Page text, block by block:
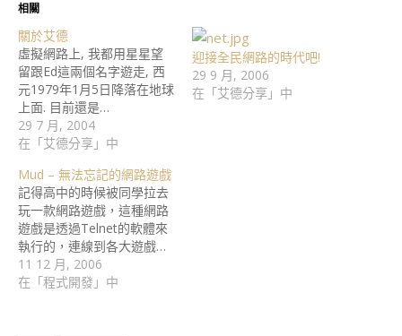
相關
關於艾德
虛擬網路上, 我都用星星望
留跟Ed這兩個名字遊走, 西
元1979年1月5日降落在地球
上面. 目前還是…
29 7 月, 2004
在「艾德分享」中
迎接全民網路的時代吧!
29 9 月, 2006
在「艾德分享」中
Mud – 無法忘記的網路遊戲
記得高中的時候被同學拉去
玩一款網路遊戲，這種網路
遊戲是透過Telnet的軟體來
執行的，連線到各大遊戲…
11 12 月, 2006
在「程式開發」中